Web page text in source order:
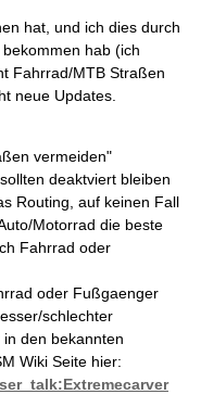
hat, und ich dies durch
hab (ich
Fahrrad/MTB Straßen
neue Updates.
vermeiden"
deaktviert bleiben
Routing, auf keinen Fall
Motorrad die beste
Fahrrad oder
oder Fußgaenger
schlechter
den bekannten
Wiki Seite hier: